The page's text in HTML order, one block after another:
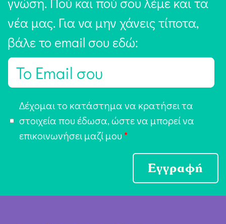
νέα μας. Για να μην χάνεις τίποτα,
βάλε το email σου εδώ:
E
π
ή
Δέχομαι το κατάστημα να κρατήσει τα
στοιχεία που έδωσα, ώστε να μπορεί να
επικοινωνήσει μαζί μου *
Εγγραφή